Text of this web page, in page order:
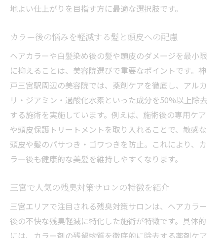
地よい仕上がりを目指す方に最適な選択肢です。
カラー後の悩みを軽減する髪と頭皮への配慮
ヘアカラーや白髪染め後の髪や頭皮のダメージを最小限
に抑えることは、美容院選びで重要なポイントです。神
戸三宮駅周辺の美容院では、薬剤ケアを徹底し、アルカ
リ・ジアミン・過酸化水素といった成分を50%以上除去
する施術を実施しています。例えば、施術後の専用ケア
や頭皮保護トリートメントを取り入れることで、敏感な
頭皮や髪のパサつき・ゴワつきを防止。これにより、カ
ラー後も健康的な美髪を維持しやすくなります。
三宮で人気の残臭対策サロンの特徴を紹介
三宮エリアで注目される残臭対策サロンは、ヘアカラー
後の不快な残臭軽減に特化した施術が特徴です。具体的
には、カラー剤の残留物質を徹底的に除去する薬剤ケア